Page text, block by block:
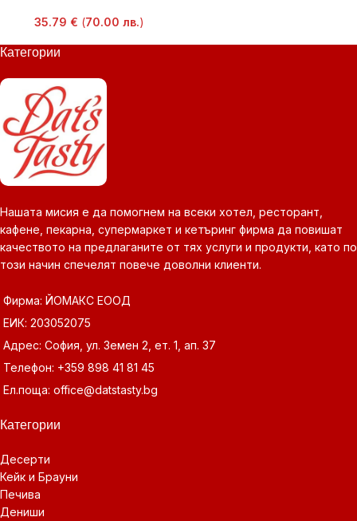
35.79 € (70.00 лв.)
Категории
Нашата мисия е да помогнем на всеки хотел, ресторант,
кафене, пекарна, супермаркет и кетъринг фирма да повишат
качеството на предлаганите от тях услуги и продукти, като по
този начин спечелят повече доволни клиенти.
Фирма: ЙОМАКС ЕООД
ЕИК: 203052075
Адрес: София, ул. Земен 2, ет. 1, ап. 37
Телефон: +359 898 41 81 45
Ел.поща: office@datstasty.bg
Категории
Десерти
Кейк и Брауни
Печива
Дениши